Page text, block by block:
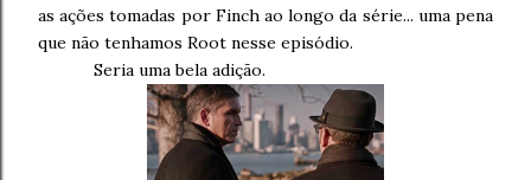
as ações tomadas por Finch ao longo da série... uma pena
que não tenhamos Root nesse episódio.
Seria uma bela adição.